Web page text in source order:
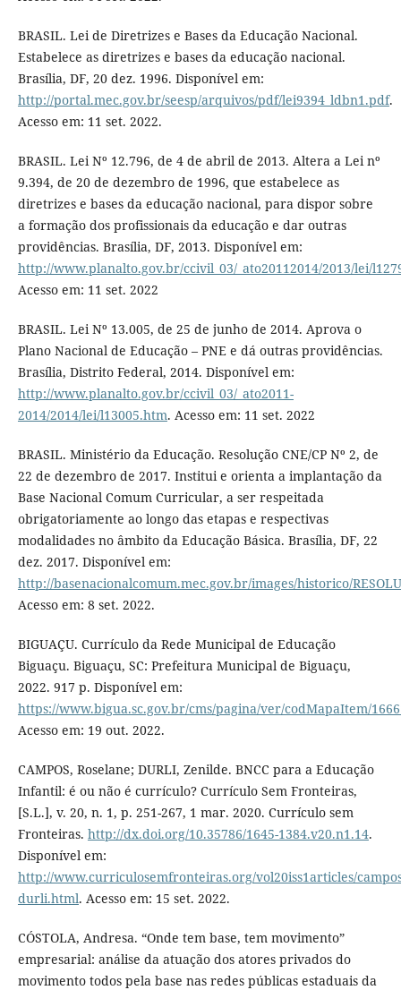
BRASIL. Lei de Diretrizes e Bases da Educação Nacional.
Estabelece as diretrizes e bases da educação nacional.
Brasília, DF, 20 dez. 1996. Disponível em:
http://portal.mec.gov.br/seesp/arquivos/pdf/lei9394_ldbn1.pdf.
Acesso em: 11 set. 2022.
BRASIL. Lei Nº 12.796, de 4 de abril de 2013. Altera a Lei nº
9.394, de 20 de dezembro de 1996, que estabelece as
diretrizes e bases da educação nacional, para dispor sobre
a formação dos profissionais da educação e dar outras
providências. Brasília, DF, 2013. Disponível em:
http://www.planalto.gov.br/ccivil_03/_ato20112014/2013/lei/
Acesso em: 11 set. 2022
BRASIL. Lei Nº 13.005, de 25 de junho de 2014. Aprova o
Plano Nacional de Educação – PNE e dá outras providências.
Brasília, Distrito Federal, 2014. Disponível em:
http://www.planalto.gov.br/ccivil_03/_ato2011-
2014/2014/lei/l13005.htm. Acesso em: 11 set. 2022
BRASIL. Ministério da Educação. Resolução CNE/CP Nº 2, de
22 de dezembro de 2017. Institui e orienta a implantação da
Base Nacional Comum Curricular, a ser respeitada
obrigatoriamente ao longo das etapas e respectivas
modalidades no âmbito da Educação Básica. Brasília, DF, 22
dez. 2017. Disponível em:
http://basenacionalcomum.mec.gov.br/images/historico/
Acesso em: 8 set. 2022.
BIGUAÇU. Currículo da Rede Municipal de Educação
Biguaçu. Biguaçu, SC: Prefeitura Municipal de Biguaçu,
2022. 917 p. Disponível em:
https://www.bigua.sc.gov.br/cms/pagina/ver/codMapaItem/
Acesso em: 19 out. 2022.
CAMPOS, Roselane; DURLI, Zenilde. BNCC para a Educação
Infantil: é ou não é currículo? Currículo Sem Fronteiras,
[S.L.], v. 20, n. 1, p. 251-267, 1 mar. 2020. Currículo sem
Fronteiras. http://dx.doi.org/10.35786/1645-1384.v20.n1.14.
Disponível em:
http://www.curriculosemfronteiras.org/vol20iss1articles/
durli.html. Acesso em: 15 set. 2022.
CÓSTOLA, Andresa. “Onde tem base, tem movimento”
empresarial: análise da atuação dos atores privados do
movimento todos pela base nas redes públicas estaduais da